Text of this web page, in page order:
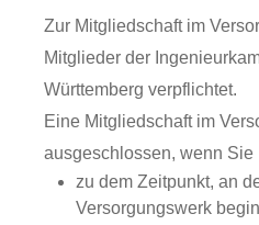
Zur Mitgliedschaft im
Mitglieder der
Württemberg verpflichtet.
Eine Mitgliedschaft im
ausgeschlossen, wenn Sie
zu dem Zeitpunkt, an
Versorgungswerk